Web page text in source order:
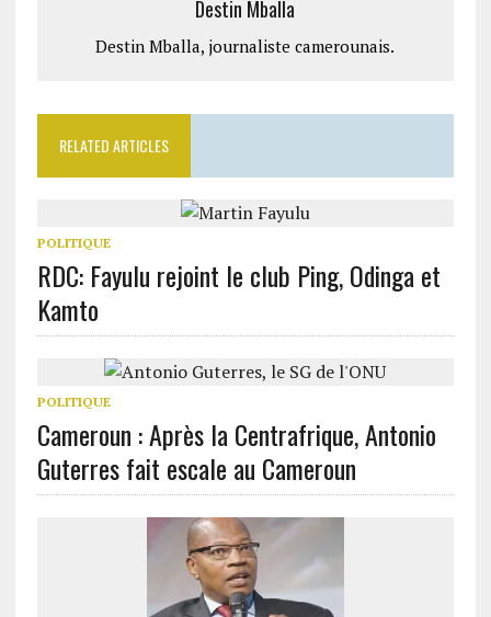
Destin Mballa
Destin Mballa, journaliste camerounais.
RELATED ARTICLES
POLITIQUE
RDC: Fayulu rejoint le club Ping, Odinga et
Kamto
POLITIQUE
Cameroun : Après la Centrafrique, Antonio
Guterres fait escale au Cameroun